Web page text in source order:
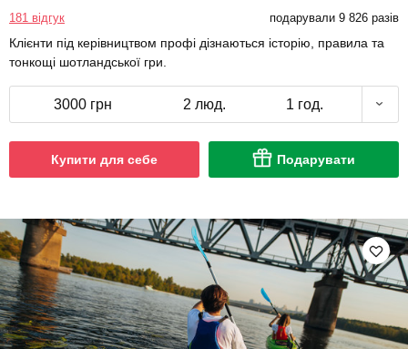
181 відгук подарували 9 826 разів
Клієнти під керівництвом профі дізнаються історію, правила та
тонкощі шотландської гри.
3000 грн 2 люд. 1 год.
Купити для себе Подарувати